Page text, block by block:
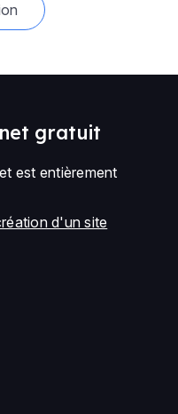
gratuit
est entièrement
d'un site